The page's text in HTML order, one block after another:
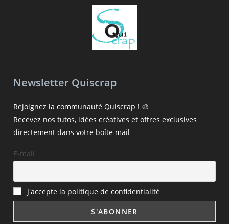
Newsletter Quiscrap
Rejoignez la communauté Quiscrap ! 🎨
Recevez nos tutos, idées créatives et offres exclusives
directement dans votre boîte mail
E-mail
J'accepte la politique de confidentialité